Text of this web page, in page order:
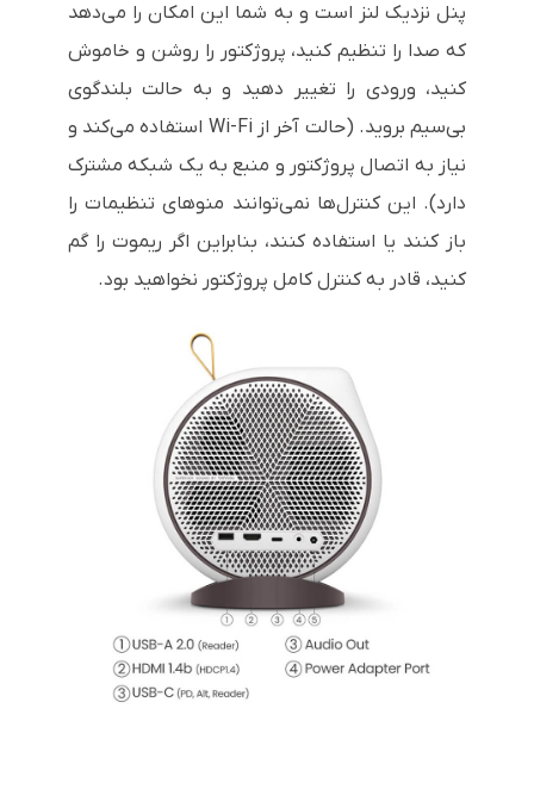
پنل نزدیک لنز است و به شما این امکان را می‌دهد
که صدا را تنظیم کنید، پروژکتور را روشن و خاموش
کنید، ورودی را تغییر دهید و به حالت بلندگوی
بی‌سیم بروید. (حالت آخر از Wi-Fi استفاده می‌کند و
نیاز به اتصال پروژکتور و منبع به یک شبکه مشترک
دارد). این کنترل‌ها نمی‌توانند منوهای تنظیمات را
باز کنند یا استفاده کنند، بنابراین اگر ریموت را گم
کنید، قادر به کنترل کامل پروژکتور نخواهید بود.